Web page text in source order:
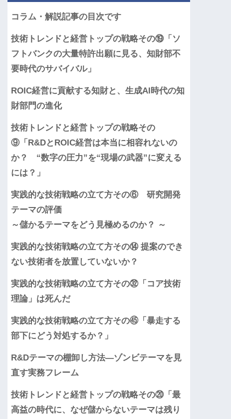
コラム・解説記事の目次です
技術トレンドと経営トップの戦略その⑲「ソ
フトバンクの大量特許出願に見る、知財部不
要時代のサバイバル」
ROIC経営に貢献する知財と、生成AI時代の知
財部門の進化
技術トレンドと経営トップの戦略その
⑨「R&DとROIC経営は本当に相容れないの
か？ “数字の圧力”を“現場の武器”に変える
には？」
実践的な技術戦略の立て方その⑥ 研究開発
テーマの評価
～儲かるテーマをどう見極めるのか？ ～
実践的な技術戦略の立て方その⑭ 提案のでき
ない技術者を放置していないか？
実践的な技術戦略の立て方その㉜「コア技術
理論」は死んだ
実践的な技術戦略の立て方その㊺「暴走する
部下にどう対処するか？」
R&Dテーマの棚卸し方法―ゾンビテーマを見
直す実務フレーム
技術トレンドと経営トップの戦略その⑳「最
高益の時代に、なぜ儲からないテーマは残り